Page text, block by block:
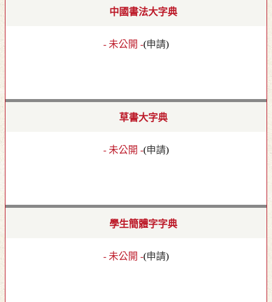
中國書法大字典
- 未公開 -(申請)
草書大字典
- 未公開 -(申請)
學生簡體字字典
- 未公開 -(申請)